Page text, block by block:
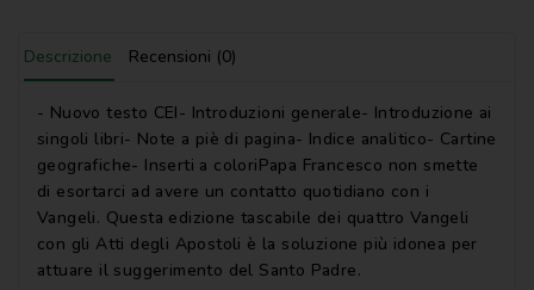
SPIRITUALITA'
STORIA
VARIE
VARIE
PER
BAMBINI
Descrizione Recensioni (0)
- Nuovo testo CEI- Introduzioni generale- Introduzione ai
singoli libri- Note a piè di pagina- Indice analitico- Cartine
geografiche- Inserti a coloriPapa Francesco non smette
di esortarci ad avere un contatto quotidiano con i
Vangeli. Questa edizione tascabile dei quattro Vangeli
con gli Atti degli Apostoli è la soluzione più idonea per
attuare il suggerimento del Santo Padre.